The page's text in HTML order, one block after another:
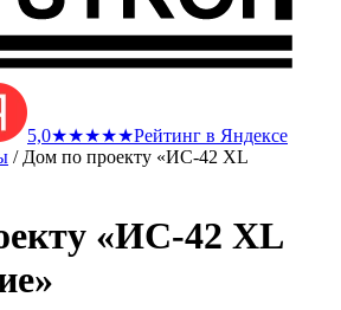
5,0★★★★★Рейтинг в Яндексе
/ Дом по проекту «ИС-42 XL
«ИС-42 XL